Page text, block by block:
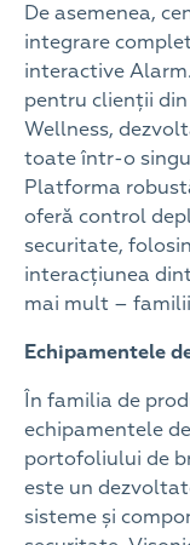
De asemenea,
integrare
interactive
pentru clienții
Wellness,
toate într-o
Platforma
oferă control
securitate,
interacțiunea
mai mult –
Echipamentele
În familia de
echipamentele
portofoliului de
este un
sisteme și